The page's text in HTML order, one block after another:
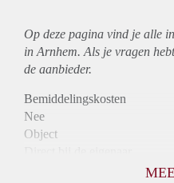
Op deze pagina vind je alle
in Arnhem. Als je vragen
de aanbieder.
Bemiddelingskosten
Nee
Object